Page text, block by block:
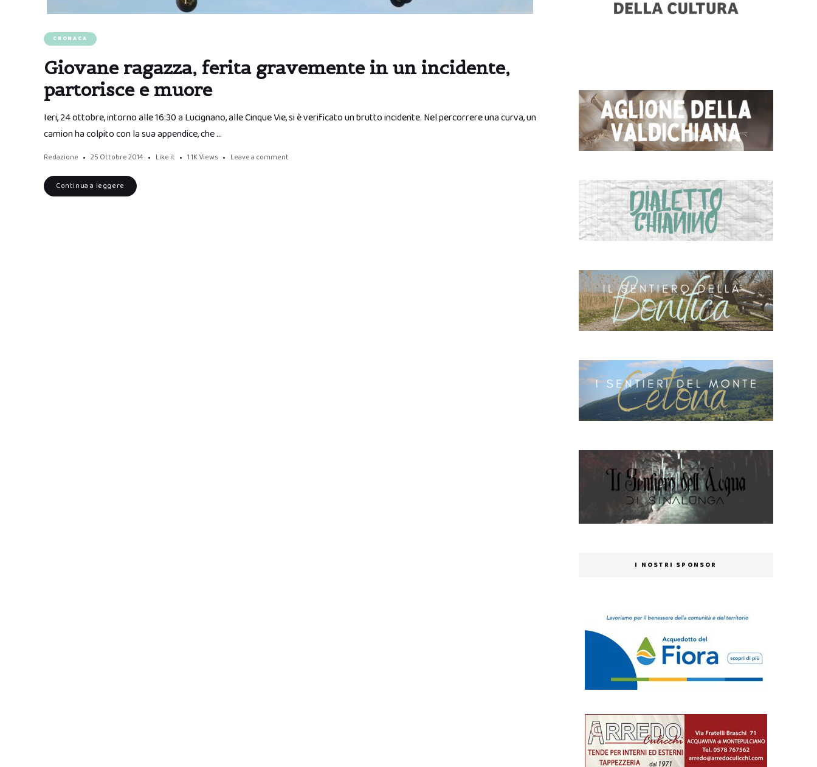
CRONACA
Giovane ragazza, ferita gravemente in un incidente,
partorisce e muore
Ieri, 24 ottobre, intorno alle 16:30 a Lucignano, alle Cinque Vie, si è verificato un brutto incidente. Nel percorrere una curva, un
camion ha colpito con la sua appendice, che …
Redazione 25 Ottobre 2014 Like it 1.1K Views Leave a comment
Continua a leggere
I NOSTRI SPONSOR